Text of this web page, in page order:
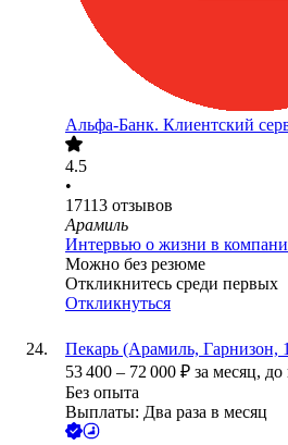
Альфа-Банк. Клиентский
4.5
•
17113 отзывов
Арамиль
Интервью о жизни в
Можно без резюме
Откликнитесь среди первых
Откликнуться
Пекарь (Арамиль, Гарнизон,
53 400 – 72 000 ₽ за месяц, до
Без опыта
Выплаты: Два раза в месяц